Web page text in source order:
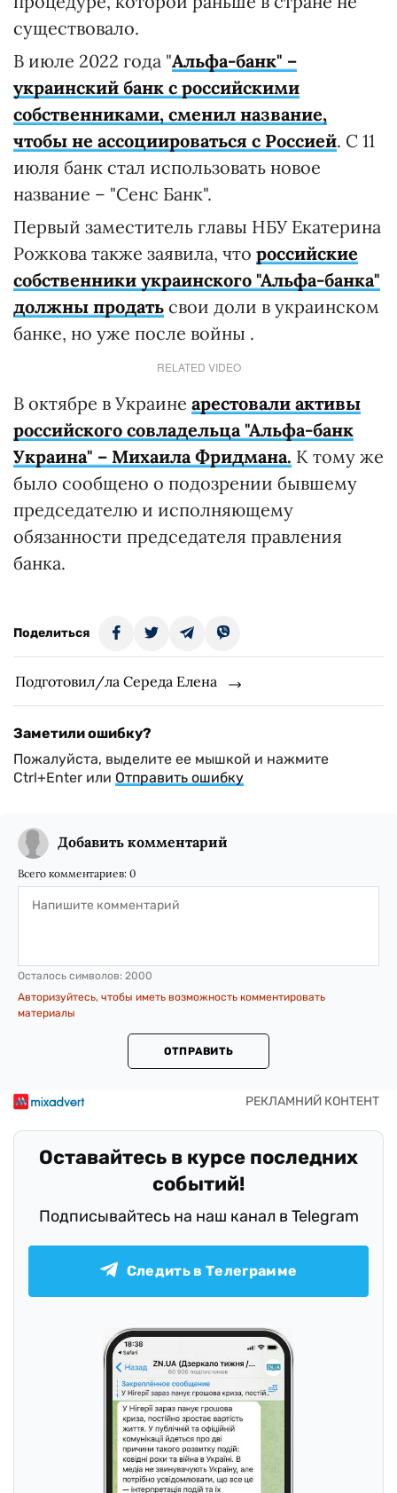
существовало.
В июле 2022 года "Альфа-банк" –
украинский банк с российскими
собственниками, сменил название,
чтобы не ассоциироваться с Россией. С 11
июля банк стал использовать новое
название – "Сенс Банк".
Первый заместитель главы НБУ Екатерина
Рожкова также заявила, что российские
собственники украинского "Альфа-банка"
должны продать свои доли в украинском
банке, но уже после войны .
RELATED VIDEO
В октябре в Украине арестовали активы
российского совладельца "Альфа-банк
Украина" – Михаила Фридмана. К тому же
было сообщено о подозрении бывшему
председателю и исполняющему
обязанности председателя правления
банка.
Поделиться
Подготовил/ла Середа Елена
Заметили ошибку?
Пожалуйста, выделите ее мышкой и нажмите
Ctrl+Enter или Отправить ошибку
Добавить комментарий
Всего комментариев: 0
Осталось символов: 2000
Авторизуйтесь, чтобы иметь возможность комментировать
материалы
ОТПРАВИТЬ
Оставайтесь в курсе последних
событий!
Подписывайтесь на наш канал в Telegram
Следить в Телеграмме